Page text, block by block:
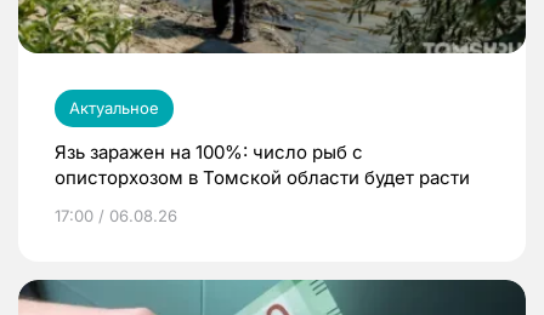
Актуальное
Язь заражен на 100%: число рыб с
описторхозом в Томской области будет расти
17:00 / 06.08.26